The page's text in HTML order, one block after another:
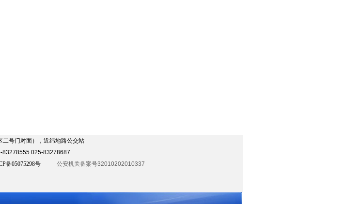
号门对面），近纬地路公交站
83278555 025-83278687
备05075298号
公安机关备案号32010202010337